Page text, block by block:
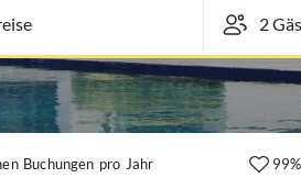
Buchungen pro Jahr